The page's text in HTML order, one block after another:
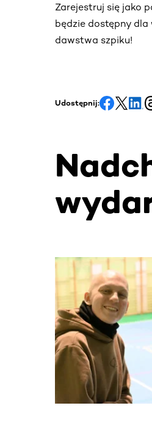
Zarejestruj się jako
będzie dostępny
dawstwa szpiku!
Udostępnij:
Ta sekcja zawiera